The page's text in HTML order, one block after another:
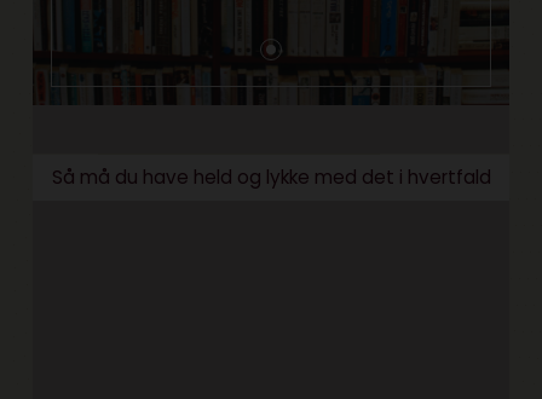
Så må du have held og lykke med det i hvertfald